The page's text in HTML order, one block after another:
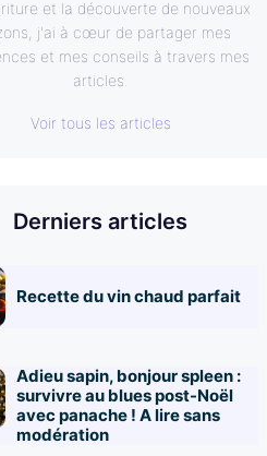
et la découverte de nouveaux
j'ai à cœur de partager mes
et mes conseils à travers mes
articles.
Voir tous les articles
Derniers articles
Recette du vin chaud parfait
Adieu sapin, bonjour spleen :
survivre au blues post-Noël
avec panache ! A lire sans
modération